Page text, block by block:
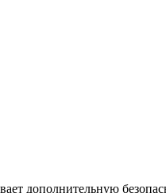
дополнительную